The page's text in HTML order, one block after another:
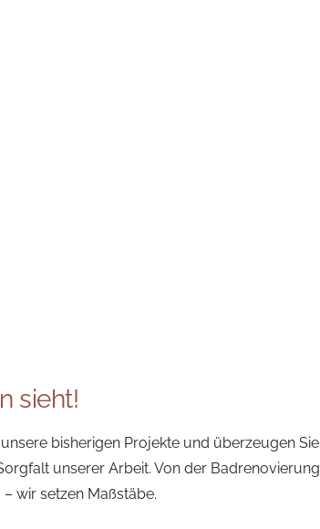
sieht!
bisherigen Projekte und überzeugen Sie
unserer Arbeit. Von der Badrenovierung
wir setzen Maßstäbe.